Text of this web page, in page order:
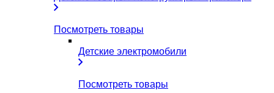
Посмотреть товары
Детские электромобили
Посмотреть товары